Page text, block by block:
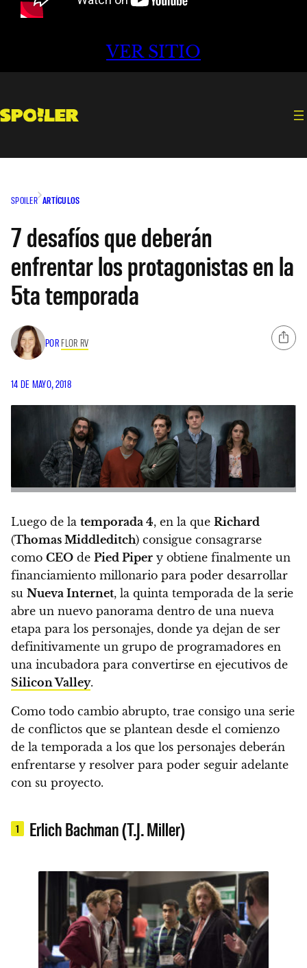
VER SITIO
SPOILER ARTÍCULOS
7 desafíos que deberán
enfrentar los protagonistas en la
5ta temporada
POR FLOR RV
14 DE MAYO, 2018
Luego de la temporada 4, en la que Richard
(Thomas Middleditch) consigue consagrarse
como CEO de Pied Piper y obtiene finalmente un
financiamiento millonario para poder desarrollar
su Nueva Internet, la quinta temporada de la serie
abre un nuevo panorama dentro de una nueva
etapa para los personajes, donde ya dejan de ser
definitivamente un grupo de programadores en
una incubadora para convertirse en ejecutivos de
Silicon Valley.
Como todo cambio abrupto, trae consigo una serie
de conflictos que se plantean desde el comienzo
de la temporada a los que los personajes deberán
enfrentarse y resolver para poder seguir adelante
con su proyecto.
1 Erlich Bachman (T.J. Miller)